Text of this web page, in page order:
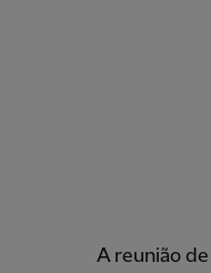
A reunião